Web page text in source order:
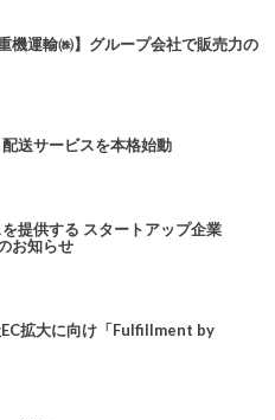
機運輸㈱】グループ会社で販売力の
送サービスを本格始動
提供する スタートアップ企業
お知らせ
拡大に向け「Fulfillment by